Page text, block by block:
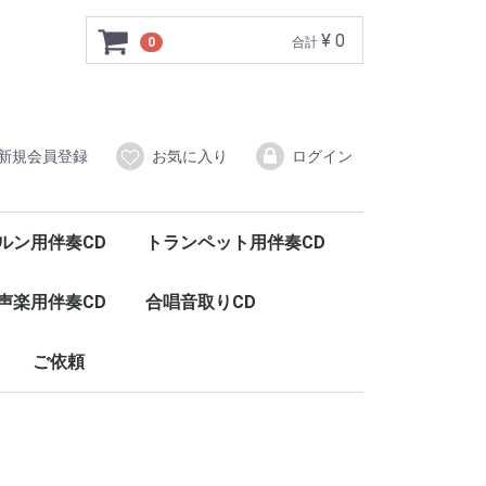
0 合計 ¥ 0
規会員登録 お気に入り ログイン
ン用伴奏CD トランペット用伴奏CD
楽用伴奏CD 合唱音取りCD
ご依頼